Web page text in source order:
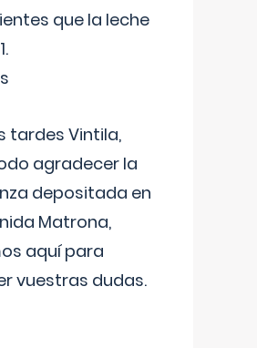
que la leche
tardes Vintila,
agradecer la
depositada en
Matrona,
aquí para
vuestras dudas.